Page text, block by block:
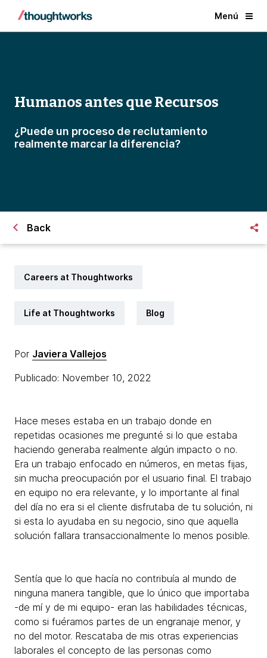
Menú
Humanos antes que Recursos
¿Puede un proceso de reclutamiento
realmente marcar la diferencia?
Back
Careers at Thoughtworks
Life at Thoughtworks Blog
Por Javiera Vallejos
Publicado: November 10, 2022
Hace meses estaba en un trabajo donde en
repetidas ocasiones me pregunté si lo que estaba
haciendo generaba realmente algún impacto o no.
Era un trabajo enfocado en números, en metas fijas,
sin mucha preocupación por el usuario final. El trabajo
en equipo no era relevante, y lo importante al final
del día no era si el cliente disfrutaba de tu solución, ni
si esta lo ayudaba en su negocio, sino que aquella
solución fallara transaccionalmente lo menos posible.
Sentía que lo que hacía no contribuía al mundo de
ninguna manera tangible, que lo único que importaba
-de mí y de mi equipo- eran las habilidades técnicas,
como si fuéramos partes de un engranaje menor, y
no del motor. Rescataba de mis otras experiencias
laborales el concepto de las personas como